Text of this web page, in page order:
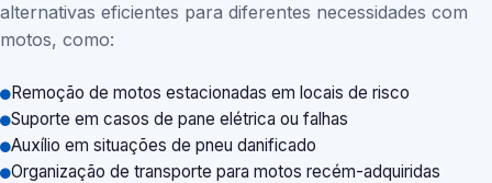
alternativas eficientes para diferentes necessidades com
motos, como:
Remoção de motos estacionadas em locais de risco
Suporte em casos de pane elétrica ou falhas
Auxílio em situações de pneu danificado
Organização de transporte para motos recém-adquiridas